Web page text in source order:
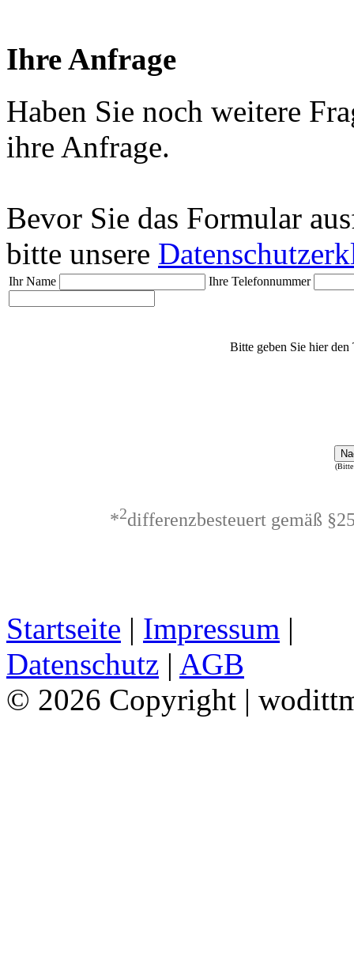
Ihre Anfrage
Haben Sie noch weitere
ihre Anfrage.
Bevor Sie das Formular
bitte unsere
Ihr Name Ihre Telefonnummer
Bitte geben Sie hier
(Bitte
*2differenzbesteuert gemäß
Startseite | Impressum |
Datenschutz | AGB
© 2026 Copyright |